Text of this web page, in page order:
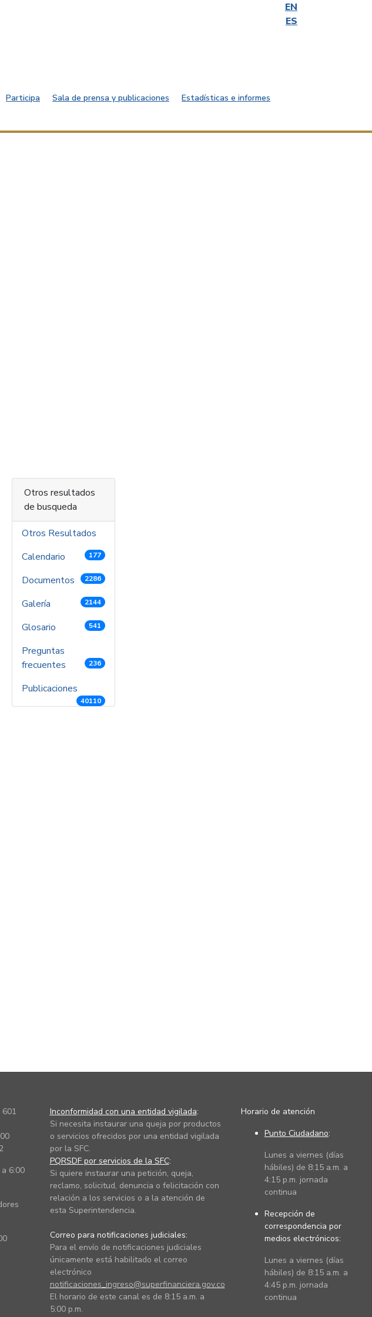
EN
ES
Participa Sala de prensa y publicaciones
Estadísticas e informes
Otros resultados
de busqueda
Otros Resultados
Calendario
177
Documentos 2286
Galería 2144
Glosario 541
Preguntas
frecuentes
236
Publicaciones
40110
6:00
Inconformidad con una entidad vigilada:
Si necesita instaurar una queja por productos
o servicios ofrecidos por una entidad vigilada
por la SFC.
PQRSDF por servicios de la SFC:
Si quiere instaurar una petición, queja,
reclamo, solicitud, denuncia o felicitación con
relación a los servicios o a la atención de
esta Superintendencia.
Correo para notificaciones judiciales:
Para el envío de notificaciones judiciales
únicamente está habilitado el correo
electrónico
notificaciones_ingreso@superfinanciera.gov.co
El horario de este canal es de 8:15 a.m. a
5:00 p.m.
Horario de atención
Punto Ciudadano:
Lunes a viernes (días
hábiles) de 8:15 a.m. a
4:15 p.m. jornada
continua
Recepción de
correspondencia por
medios electrónicos:
Lunes a viernes (días
hábiles) de 8:15 a.m. a
4:45 p.m. jornada
continua